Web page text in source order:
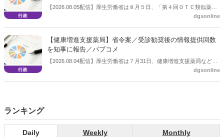
【2026.08.05配信】厚生労働省は８月５日、「第４回ＯＴＣ類似薬の
保険給付の見直しの実施に向けた技術的検討会」を開催。「中間とり
会等に報告し、令和８年秋頃を目途に結論を得る予定。
dgsonline
【健康増進支援薬局】省令案／受診勧奨後の情報提供回数
を知事に報告／パブコメ
【2026.08.04配信】厚生労働省は７月31日、健康増進支援薬局などに
関する省令案を示し、パブコメを開始した。受診勧奨を行った後に、
dgsonline
ランキング
Daily Weekly Monthly